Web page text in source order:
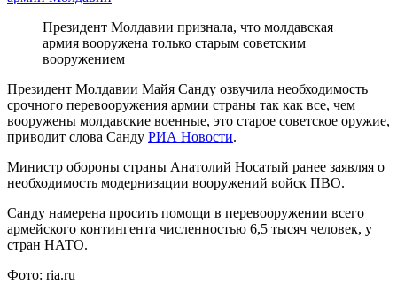
Президент Молдавии признала, что молдавская
армия вооружена только старым советским
вооружением
Президент Молдавии Майя Санду озвучила необходимость
срочного перевооружения армии страны так как все, чем
вооружены молдавские военные, это старое советское оружие,
приводит слова Санду РИА Новости.
Министр обороны страны Анатолий Носатый ранее заявляя о
необходимость модернизации вооружений войск ПВО.
Санду намерена просить помощи в перевооружении всего
армейского контингента численностью 6,5 тысяч человек, у
стран НАТО.
Фото: ria.ru